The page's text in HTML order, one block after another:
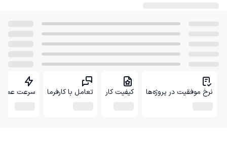
نرخ موفقیت در پروژه‌ها کیفیت کار تعامل با کارفرما سرعت عمل